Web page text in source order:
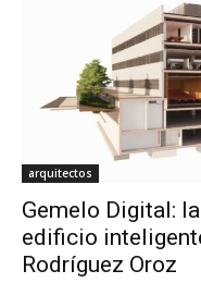
arquitectos
Gemelo Digital:
edificio
Rodríguez Oroz